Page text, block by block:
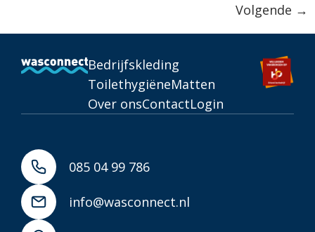
Volgende →
Bedrijfskleding
ToilethygiëneMatten
Over onsContactLogin
085 04 99 786
info@wasconnect.nl